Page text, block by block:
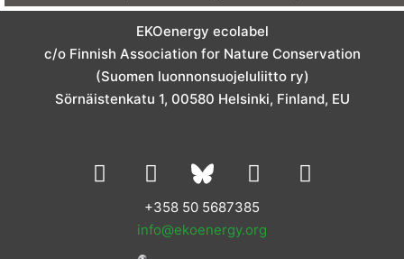
EKOenergy ecolabel
c/o Finnish Association for Nature Conservation
(Suomen luonnonsuojeluliitto ry)
Sörnäistenkatu 1, 00580 Helsinki, Finland, EU
L
i
I
n
s
t
Y
o
u
t
F
a
+358 50 5687385
info@ekoenergy.org